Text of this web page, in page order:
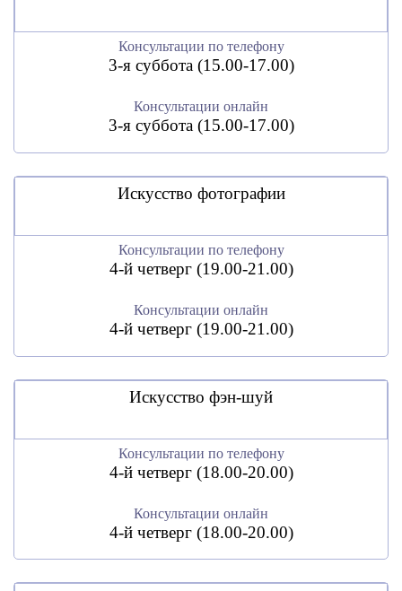
Консультации по телефону
3-я суббота (15.00-17.00)
Консультации онлайн
3-я суббота (15.00-17.00)
Искусство фотографии
Консультации по телефону
4-й четверг (19.00-21.00)
Консультации онлайн
4-й четверг (19.00-21.00)
Искусство фэн-шуй
Консультации по телефону
4-й четверг (18.00-20.00)
Консультации онлайн
4-й четверг (18.00-20.00)